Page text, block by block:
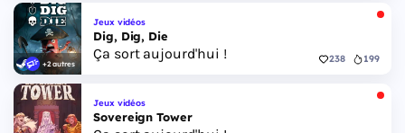
+2 autres
Jeux vidéos
Dig, Dig, Die
Ça sort aujourd'hui ! 238 199
Jeux vidéos
Sovereign Tower